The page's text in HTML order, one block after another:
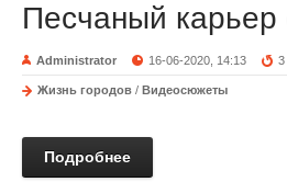
Песчаный карьер
Administrator 16-06-2020, 14:13 3
Жизнь городов / Видеосюжеты
Подробнее